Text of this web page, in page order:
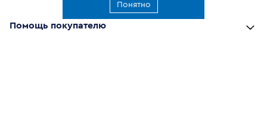
Понятно
Помощь покупателю